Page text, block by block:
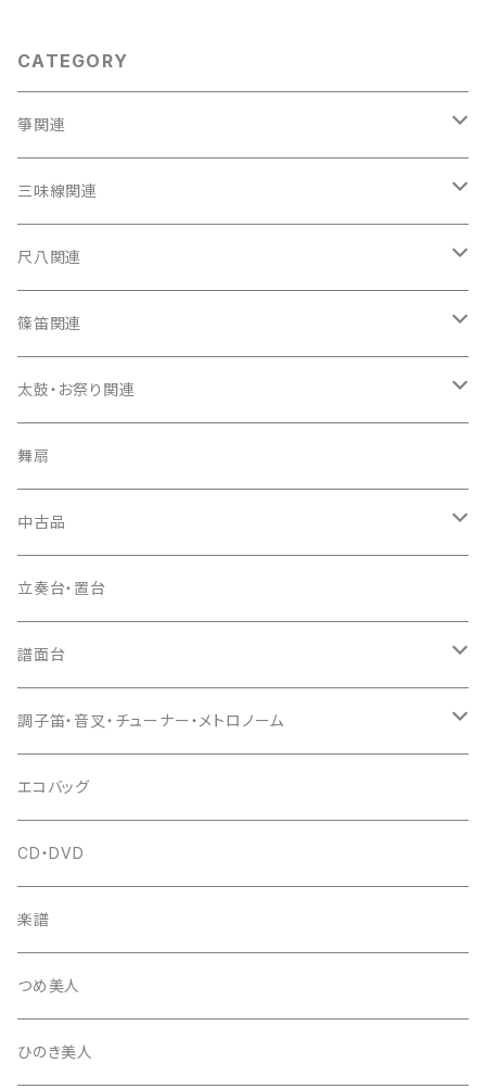
CATEGORY
箏関連
箏（本体）
箏カバー
箏袋
口前袋・尾布
爪・爪輪
爪入
爪駒入
猫足入
爪ばさみ
箏柱
柱入
平柱入
三角柱入
琴台
13絃用琴台（低）
13絃用琴台（高）
桐柱箱
消音フェルト
三味線関連
三味線（本体）
三味線ケース
長トランク・三ツ折トランク
ソフトケース
雨用カバー
長袋・三ツ組袋・胴袋
胴掛
根緒
糸
(丸三) 寿糸
はつね糸
駒
地唄駒
長唄駒
糸駒入
爪駒入
撥入
一丁撥入
三角撥入（ファスナー式）
撥
長唄・民謡撥
撥さや
尺八関連
尺八（本体）
尺八袋
歌口キャップ
つゆ切り
篠笛関連
篠笛（本体）
お祭り用６穴
お祭り用７穴
篠笛袋
太鼓・お祭り関連
太鼓（本体）
太鼓撥
手拍子（チャンチャン）
当り鉦
シュモク（当り鉦バチ）
舞扇
中古品
箏（本体）
三味線（本体）
立奏台・置台
譜面台
座奏用譜面台
立奏用譜面台
調子笛・音叉・チューナー・メトロノーム
調子笛・音叉
チューナー・メトロノーム
エコバッグ
CD・DVD
楽譜
つめ美人
ひのき美人